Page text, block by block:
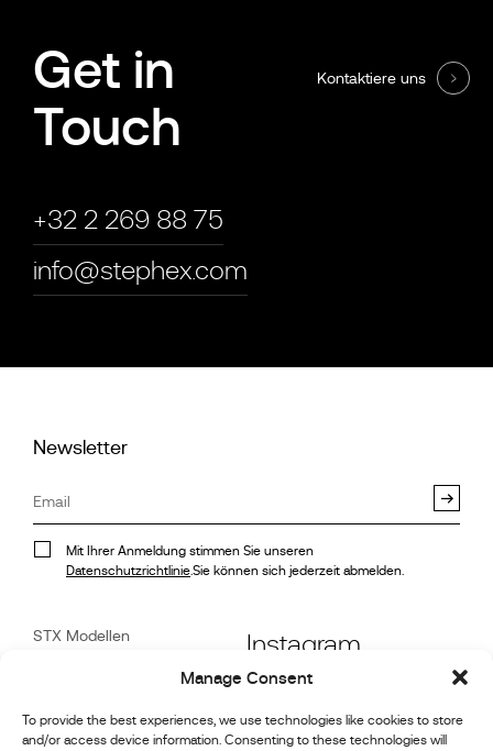
Manage Consent
To provide the best experiences, we use technologies like cookies to store
and/or access device information. Consenting to these technologies will
Get in
Touch
+32 2 269 88 75
info@stephex.com
Kontaktiere uns
Newsletter
Mit Ihrer Anmeldung stimmen Sie unseren
Datenschutzrichtlinie.Sie können sich jederzeit abmelden.
STX Modellen
Motorsport-Galerie
Instagram